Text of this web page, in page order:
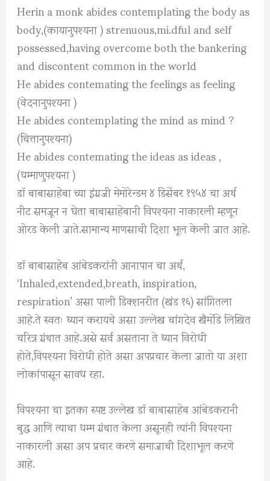
Herin a monk abides contemplating the body as
body,(कायानुपश्यना ) strenuous,mi.dful and self
possessed,having overcome both the bankering
and discontent common in the world
He abides contemating the feelings as feeling
(वेदनानुपश्यना )
He abides contemplating the mind as mind ?
(चित्तानुपश्यना)
He abides contemating the ideas as ideas ,
(धम्माणुपश्यना )
डॉ बाबासाहेबा च्या इंग्रजी मेमोरेन्डम ४ डिसेंबर १९५४ चा अर्थ
नीट समजून न घेता बाबासाहेबानी विपश्यना नाकारली म्हणून
ओरड केली जाते.सामान्य माणसाची दिशा भूल केली जात आहे.
डॉ बाबासाहेब आंबेडकरांनी आनापान चा अर्थ,
‘Inhaled,extended,breath, inspiration,
respiration’ असा पाली डिक्शनरीत (खंड १६) सांगितला
आहे.ते स्वतः ध्यान करायचे असा उल्लेख चांगदेव खैर्मोडे लिखित
चरित्र ग्रंथात आहे.असे सर्व असताना ते ध्यान विरोधी
होते,विपश्यना विरोधी होते असा अपप्रचार केला जातो या अशा
लोकांपासून सावध रहा.
विपश्यना चा इतका स्पष्ट उल्लेख डॉ बाबासाहेब आंबेडकरानी
बुद्ध आणि त्याचा धम्म ग्रंथात केला असूनही त्यांनी विपश्यना
नाकारली असा अप प्रचार करणे समाजाची दिशाभूल करणे
आहे.